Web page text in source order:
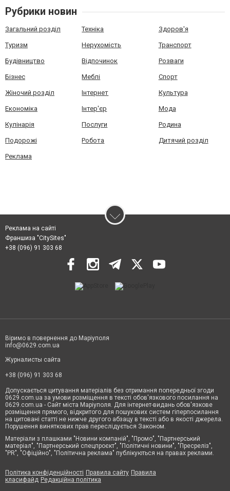
Рубрики новин
Загальний розділ Техніка Здоров'я
Туризм Нерухомість Транспорт
Будівництво Відпочинок Розваги
Бізнес Меблі Спорт
Жіночий розділ Інтернет Культура
Економіка Інтер'єр Мода
Кулінарія Послуги Родина
Подорожі Робота Дитячий розділ
Реклама
Реклама на сайті
Франшиза "CitySites"
+38 (096) 91 303 68
Віримо в повернення до Маріуполя
info@0629.com.ua
Журналисты сайта
+38 (096) 91 303 68
Допускається цитування матеріалів без отримання попередньої згоди
0629.com.ua за умови розміщення в тексті обов'язкового посилання на
0629.com.ua - Сайт міста Маріуполя. Для інтернет-видань обов'язкове
розміщення прямого, відкритого для пошукових систем гіперпосилання
на цитовані статті не нижче другого абзацу в тексті або в якості джерела.
Порушення виняткових прав переслідується Законом.
Матеріали з плашками "Новини компаній", "Промо", "Партнерський
матеріал", "Партнерський спецпроєкт", "Політичні новини", "Пресреліз",
"PR", "Офіційно", "Політична реклама" публікуються на правах реклами.
Політика конфіденційності Правила сайту Правила
класифайд Редакційна політика